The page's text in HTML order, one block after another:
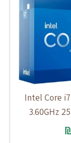
Intel Core
3.60GHz